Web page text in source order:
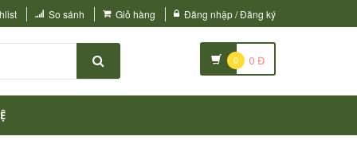
So sánh Giỏ hàng Đăng nhập / Đăng ký
0 0 Đ